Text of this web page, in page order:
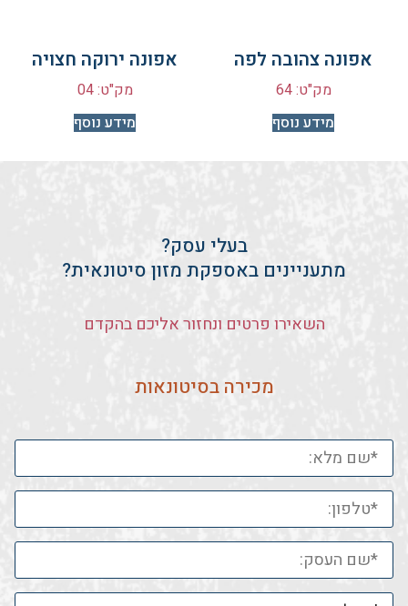
אפונה צהובה לפה
מק"ט: 64
מידע נוסף
אפונה ירוקה חצויה
מק"ט: 04
מידע נוסף
בעלי עסק?
מתעניינים באספקת מזון סיטונאית?
השאירו פרטים ונחזור אליכם בהקדם
מכירה בסיטונאות